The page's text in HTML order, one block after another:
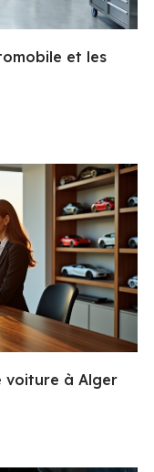
et les
voiture à Alger